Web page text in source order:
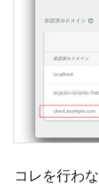
コレを行わ